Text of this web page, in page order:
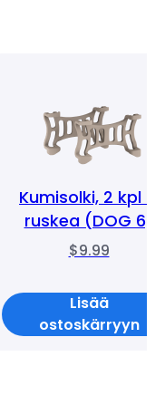
Kumisolki, 2 kpl –
ruskea (DOG 6)
$9.99
Lisää
ostoskärryyn